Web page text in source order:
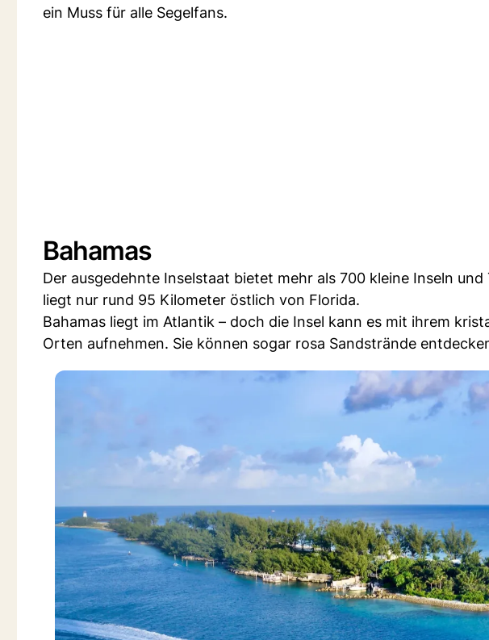
ein Muss für alle Segelfans.
Bahamas
Der ausgedehnte Inselstaat bietet mehr als 700 kleine Inseln
liegt nur rund 95 Kilometer östlich von Florida.
Bahamas liegt im Atlantik – doch die Insel kann es mit ihrem
Orten aufnehmen. Sie können sogar rosa Sandstrände